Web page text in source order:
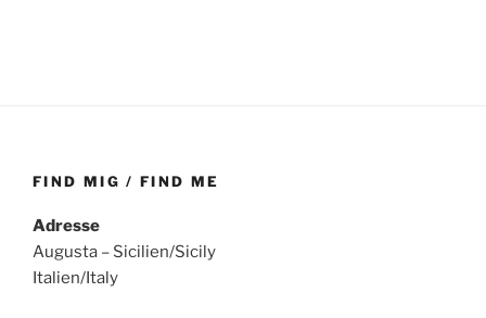
FIND MIG / FIND ME
Adresse
Augusta – Sicilien/Sicily
Italien/Italy